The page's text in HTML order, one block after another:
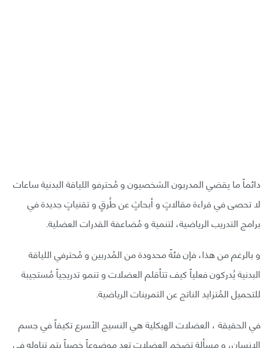
دائماً ما يقضي المدربون الشخصيون و مُحترفو اللياقة البدنية ساعات
لا تحصى في قراءة مقالاتٍ و أبحاثٍ عن طُرقٍ و تقنياتٍ جديدة في
برامج التدريب الرياضية، لتنمية و مُضاعفة القدرات العضلية.
و بالرغم من هذا، فإن فئةً محدودة من المُدربين و مُحترفي اللياقة
البدنية يُدركون فعلياً كيف تتأقلم العضلات و تنمو تدريجياً مُستجيبة
للتحميل المُتزايد الناتج عن التمرينات الرياضية.
في الحقيقة ، العضلات الهيكلية هي النسيج الأسرع تكيفاً في جسم
الإنسان، و مسألة تضخم العضلات تعد موضوعاً خصباً يتم تناوله في